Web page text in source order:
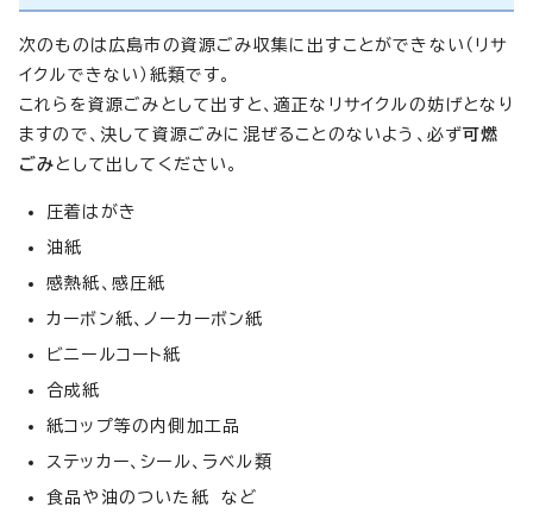
次のものは広島市の資源ごみ収集に出すことができない（リサ
イクルできない）紙類です。
これらを資源ごみとして出すと、適正なリサイクルの妨げとなり
ますので、決して資源ごみに混ぜることのないよう、必ず可燃
ごみ として出してください。
圧着はがき
油紙
感熱紙、感圧紙
カーボン紙、ノーカーボン紙
ビニールコート紙
合成紙
紙コップ等の内側加工品
ステッカー、シール、ラベル類
食品や油のついた紙 など